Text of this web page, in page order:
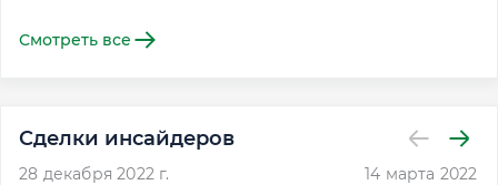
Смотреть все
Сделки инсайдеров
28 декабря 2022 г. 14 марта 2022 г.